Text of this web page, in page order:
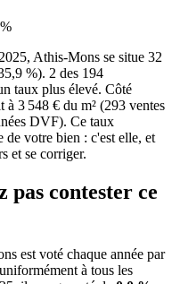
Athis-Mons se situe 32
%). 2 des 194
taux plus élevé. Côté
à 3 548 € du m² (293 ventes
DVF). Ce taux
de votre bien : c'est elle, et
et se corriger.
pas contester ce
est voté chaque année par
à tous les